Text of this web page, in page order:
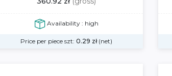
Availability : high
Price per piece szt:0.29 zł(net)